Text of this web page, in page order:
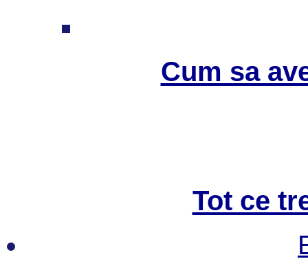
Cum sa
Tot ce